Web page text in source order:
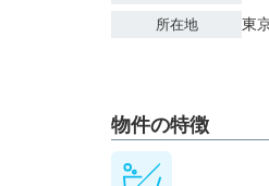
所在地 東
物件の特徴